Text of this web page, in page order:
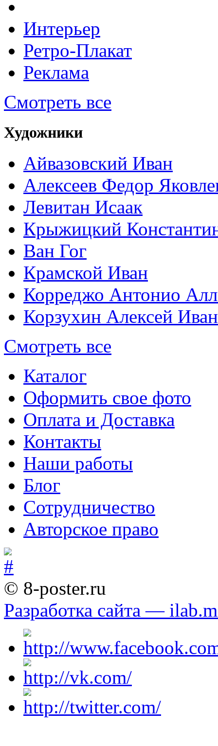
Интерьер
Ретро-Плакат
Реклама
Смотреть все
Художники
Айвазовский Иван
Алексеев Федор
Левитан Исаак
Крыжицкий
Ван Гог
Крамской Иван
Корреджо Антонио
Корзухин Алексей
Смотреть все
Каталог
Оформить свое фото
Оплата и Доставка
Контакты
Наши работы
Блог
Сотрудничество
Авторское право
© 8-poster.ru
Разработка сайта —